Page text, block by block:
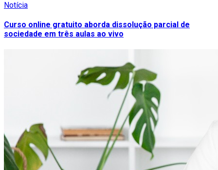
Notícia
Curso online gratuito aborda dissolução parcial de
sociedade em três aulas ao vivo